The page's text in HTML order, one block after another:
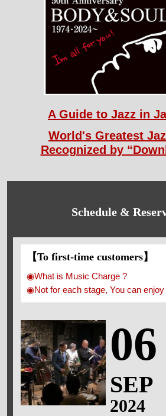
A Guide to Jazz in
World's Greatest
Recognized by
Schedule &
【To first-time customers】
◉What is Music Charge ?
◉Not for each stage, You can enjoy
06
SEP
2024